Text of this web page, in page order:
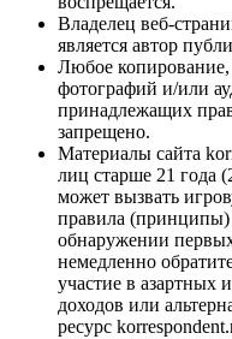
Владелец веб-
является автор
Любое копирование,
фотографий и/или
принадлежащих
запрещено.
Материалы сайта
лиц старше 21 года
может вызвать
правила
обнаружении
немедленно
участие в азартных
доходов или
ресурс